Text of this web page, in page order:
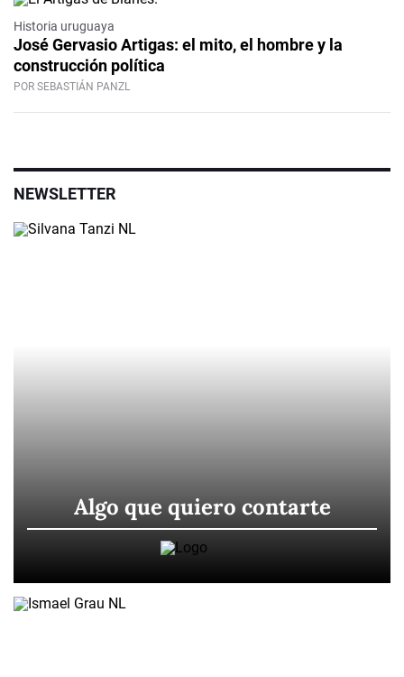
Historia uruguaya
José Gervasio Artigas: el mito, el hombre y la
construcción política
POR SEBASTIÁN PANZL
NEWSLETTER
Algo que quiero contarte